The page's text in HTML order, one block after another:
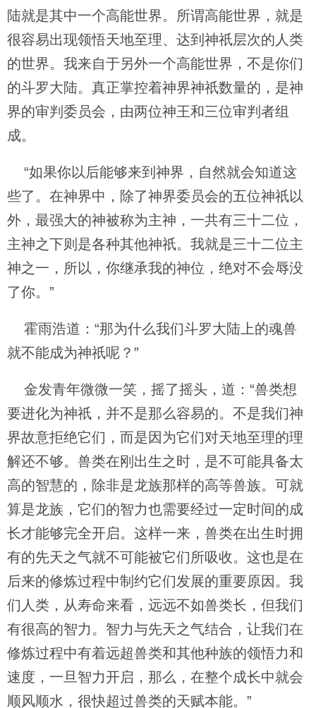
陆就是其中一个高能世界。所谓高能世界，就是
很容易出现领悟天地至理、达到神祇层次的人类
的世界。我来自于另外一个高能世界，不是你们
的斗罗大陆。真正掌控着神界神祇数量的，是神
界的审判委员会，由两位神王和三位审判者组
成。
“如果你以后能够来到神界，自然就会知道这
些了。在神界中，除了神界委员会的五位神祇以
外，最强大的神被称为主神，一共有三十二位，
主神之下则是各种其他神祇。我就是三十二位主
神之一，所以，你继承我的神位，绝对不会辱没
了你。”
霍雨浩道：“那为什么我们斗罗大陆上的魂兽
就不能成为神祇呢？”
金发青年微微一笑，摇了摇头，道：“兽类想
要进化为神祇，并不是那么容易的。不是我们神
界故意拒绝它们，而是因为它们对天地至理的理
解还不够。兽类在刚出生之时，是不可能具备太
高的智慧的，除非是龙族那样的高等兽族。可就
算是龙族，它们的智力也需要经过一定时间的成
长才能够完全开启。这样一来，兽类在出生时拥
有的先天之气就不可能被它们所吸收。这也是在
后来的修炼过程中制约它们发展的重要原因。我
们人类，从寿命来看，远远不如兽类长，但我们
有很高的智力。智力与先天之气结合，让我们在
修炼过程中有着远超兽类和其他种族的领悟力和
速度，一旦智力开启，那么，在整个成长中就会
顺风顺水，很快超过兽类的天赋本能。”